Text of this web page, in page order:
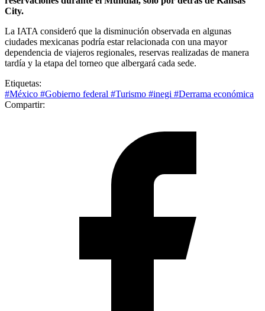
City.
La IATA consideró que la disminución observada en algunas
ciudades mexicanas podría estar relacionada con una mayor
dependencia de viajeros regionales, reservas realizadas de manera
tardía y la etapa del torneo que albergará cada sede.
Etiquetas:
#México #Gobierno federal #Turismo #inegi #Derrama económica
Compartir: